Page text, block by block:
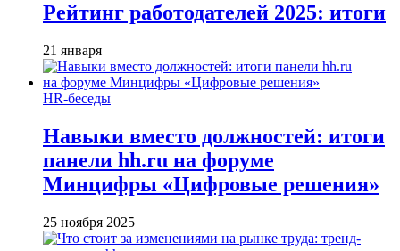
Рейтинг работодателей 2025: итоги
21 января
HR-беседы
Навыки вместо должностей: итоги
панели hh.ru на форуме
Минцифры «Цифровые решения»
25 ноября 2025